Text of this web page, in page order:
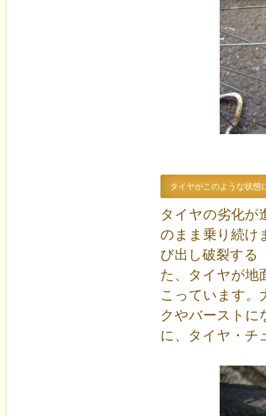
タイヤがこのような状態
タイヤの劣化が
のまま乗り続け
び出し破裂する
た、タイヤが地
こっています。
クやバーストに
に、タイヤ・チ